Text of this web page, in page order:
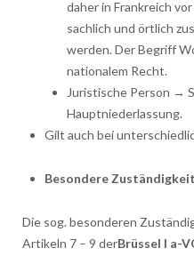
daher in Frankreich
sachlich und örtlich
werden. Der Begriff
nationalem Recht.
Juristische Person →
Hauptniederlassung.
Gilt auch bei
Besondere
Die sog. besonderen
Artikeln 7 – 9 derBrüssel I a-